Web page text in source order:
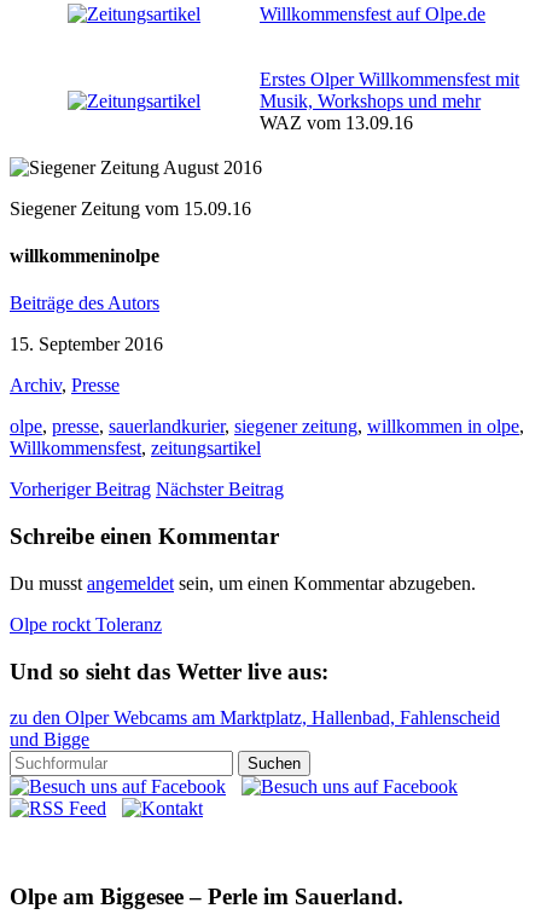
Willkommensfest auf Olpe.de
Erstes Olper Willkommensfest mit
Musik, Workshops und mehr
WAZ vom 13.09.16
Siegener Zeitung vom 15.09.16
willkommeninolpe
Beiträge des Autors
15. September 2016
Archiv, Presse
olpe, presse, sauerlandkurier, siegener zeitung, willkommen in olpe,
Willkommensfest, zeitungsartikel
Vorheriger Beitrag Nächster Beitrag
Schreibe einen Kommentar
Du musst angemeldet sein, um einen Kommentar abzugeben.
Olpe rockt Toleranz
Und so sieht das Wetter live aus:
zu den Olper Webcams am Marktplatz, Hallenbad, Fahlenscheid
und Bigge
Olpe am Biggesee – Perle im Sauerland.